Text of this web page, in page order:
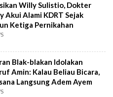
Willy Sulistio, Dokter
Akui Alami KDRT Sejak
Ketiga Pernikahan
Blak-blakan Idolakan
Amin: Kalau Beliau Bicara,
Langsung Adem Ayem